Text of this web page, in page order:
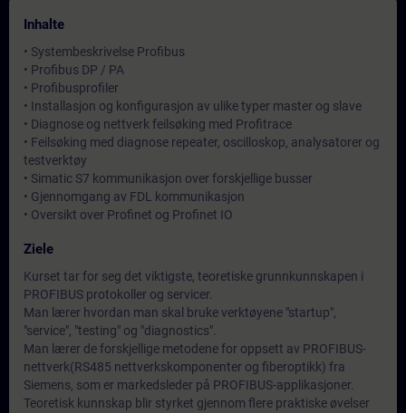
Inhalte
• Systembeskrivelse Profibus
• Profibus DP / PA
• Profibusprofiler
• Installasjon og konfigurasjon av ulike typer master og slave
• Diagnose og nettverk feilsøking med Profitrace
• Feilsøking med diagnose repeater, oscilloskop, analysatorer og
testverktøy
• Simatic S7 kommunikasjon over forskjellige busser
• Gjennomgang av FDL kommunikasjon
• Oversikt over Profinet og Profinet IO
Ziele
Kurset tar for seg det viktigste, teoretiske grunnkunnskapen i
PROFIBUS protokoller og servicer.
Man lærer hvordan man skal bruke verktøyene "startup",
"service", "testing" og "diagnostics".
Man lærer de forskjellige metodene for oppsett av PROFIBUS-
nettverk(RS485 nettverkskomponenter og fiberoptikk) fra
Siemens, som er markedsleder på PROFIBUS-applikasjoner.
Teoretisk kunnskap blir styrket gjennom flere praktiske øvelser